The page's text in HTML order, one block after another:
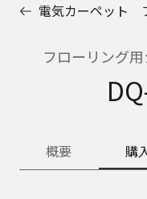
電気カーペット
フローリング用
概要 購